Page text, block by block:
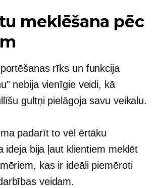
meklēšana pēc
rīks un funkcija
nebija vienīgie veidi, kā
gultņi pielāgoja savu veikalu.
padarīt to vēl ērtāku
ideja bija ļaut klientiem meklēt
kas ir ideāli piemēroti
veidam.